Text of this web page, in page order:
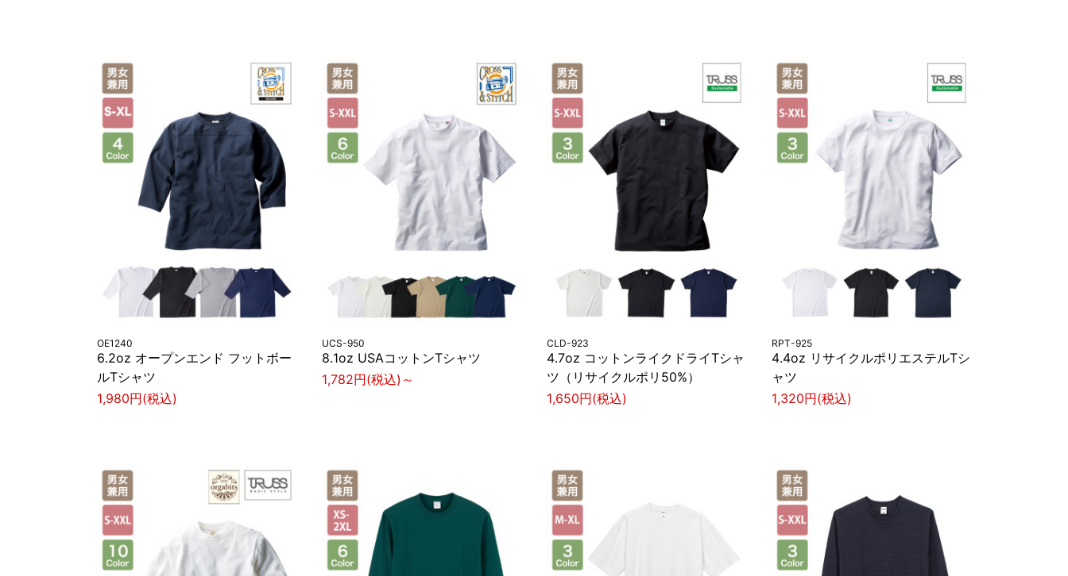
OE1240
6.2oz オープンエンド フットボー
ルTシャツ
1,980円(税込)
UCS-950
8.1oz USAコットンTシャツ
1,782円(税込)～
CLD-923
4.7oz コットンライクドライTシャ
ツ（リサイクルポリ50%）
1,650円(税込)
RPT-925
4.4oz リサイクルポリエステルTシ
ャツ
1,320円(税込)